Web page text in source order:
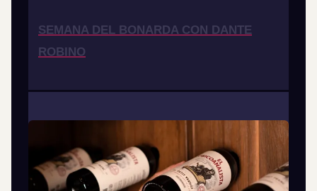
SEMANA DEL BONARDA CON DANTE
ROBINO